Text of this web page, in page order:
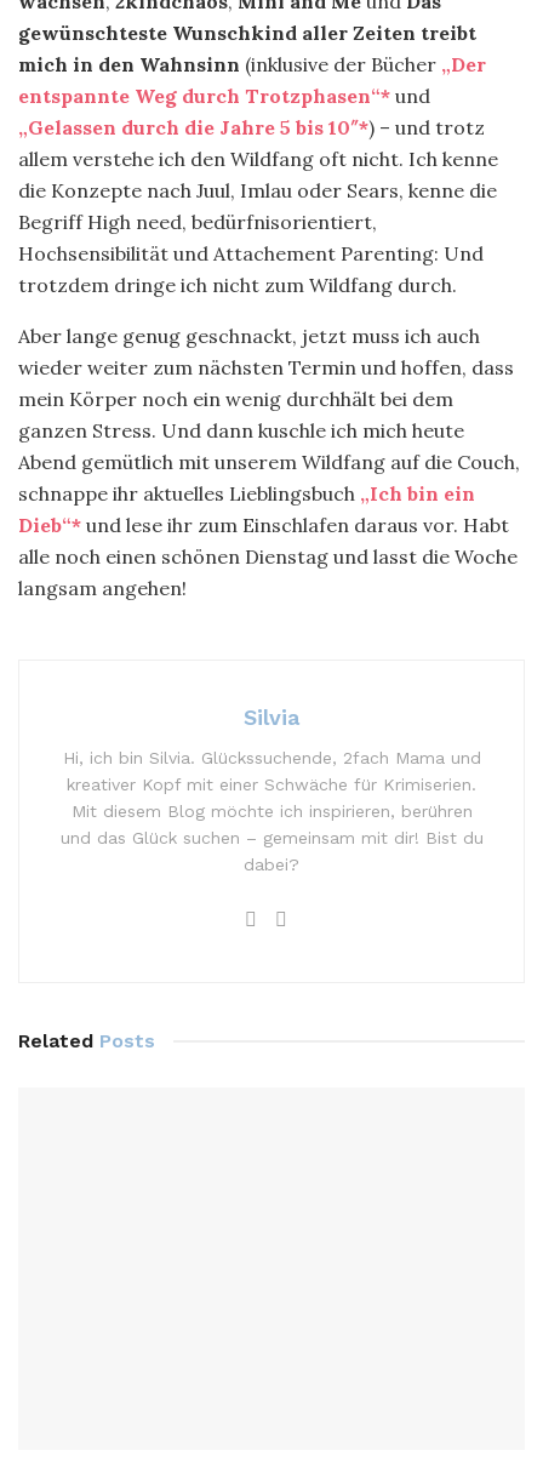
gewünschteste Wunschkind aller Zeiten treibt
mich in den Wahnsinn (inklusive der Bücher „Der
entspannte Weg durch Trotzphasen“* und
„Gelassen durch die Jahre 5 bis 10″*) – und trotz
allem verstehe ich den Wildfang oft nicht. Ich kenne
die Konzepte nach Juul, Imlau oder Sears, kenne die
Begriff High need, bedürfnisorientiert,
Hochsensibilität und Attachement Parenting: Und
trotzdem dringe ich nicht zum Wildfang durch.
Aber lange genug geschnackt, jetzt muss ich auch
wieder weiter zum nächsten Termin und hoffen, dass
mein Körper noch ein wenig durchhält bei dem
ganzen Stress. Und dann kuschle ich mich heute
Abend gemütlich mit unserem Wildfang auf die Couch,
schnappe ihr aktuelles Lieblingsbuch „Ich bin ein
Dieb“* und lese ihr zum Einschlafen daraus vor. Habt
alle noch einen schönen Dienstag und lasst die Woche
langsam angehen!
Silvia
Hi, ich bin Silvia. Glückssuchende, 2fach Mama und
kreativer Kopf mit einer Schwäche für Krimiserien.
Mit diesem Blog möchte ich inspirieren, berühren
und das Glück suchen – gemeinsam mit dir! Bist du
dabei?
Related Posts